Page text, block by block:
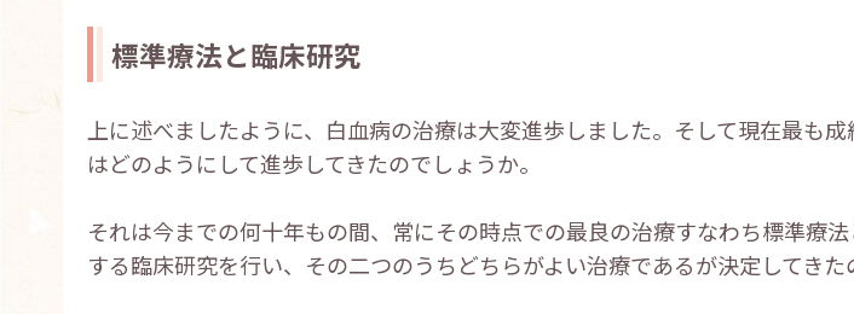
標準療法と臨床研究
上に述べましたように、白血病の治療は大変進歩しました。そして現在最も
はどのようにして進歩してきたのでしょうか。
それは今までの何十年もの間、常にその時点での最良の治療すなわち標準療
する臨床研究を行い、その二つのうちどちらがよい治療であるが決定してきた